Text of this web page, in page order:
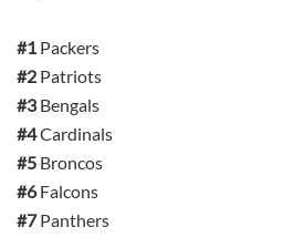
#1 Packers
#2 Patriots
#3Bengals
#4Cardinals
#5 Broncos
#6Falcons
#7Panthers